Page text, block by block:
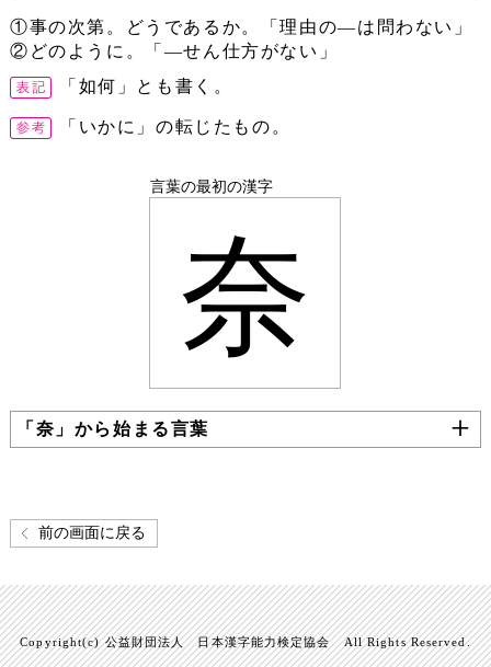
①事の次第。どうであるか。「理由の―は問わない」
②どのように。「―せん仕方がない」
「如何」とも書く。
「いかに」の転じたもの。
言葉の最初の漢字
奈
「奈」から始まる言葉
前の画面に戻る
Copyright(c) 公益財団法人 日本漢字能力検定協会 All Rights Reserved.